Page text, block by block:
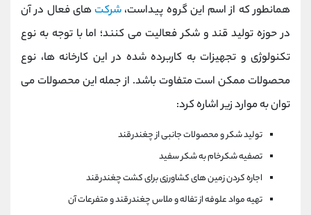
همانطور که از اسم این گروه پیداست، شرکت های فعال در آن
در حوزه تولید قند و شکر فعالیت می کنند؛ اما با توجه به نوع
تکنولوژی و تجهیزات به کاربرده شده در این کارخانه ها، نوع
محصولات ممکن است متفاوت باشد. از جمله این محصولات می
توان به موارد زیر اشاره کرد:
تولید شکر و محصولات جانبی از چغندرقند
تصفیه شکرخام به شکر سفید
اجاره کردن زمین های کشاورزی برای کشت چغندرقند
تهیه مواد علوفه از تفاله و ملاس چغندرقند و متفرعات آن